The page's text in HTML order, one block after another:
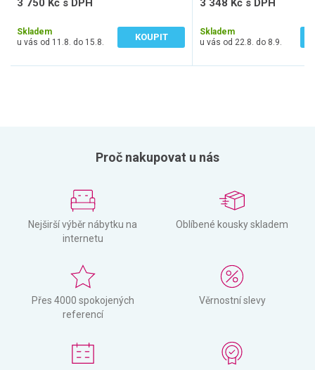
3 750 Kč s DPH
Skladem
u vás od 11.8. do 15.8.
KOUPIT
3 348 Kč s DPH
Skladem
u vás od 22.8. do 8.9.
Proč nakupovat u nás
Nejširší výběr nábytku na
internetu
Oblíbené kousky skladem
Přes 4000 spokojených
referencí
Věrnostní slevy